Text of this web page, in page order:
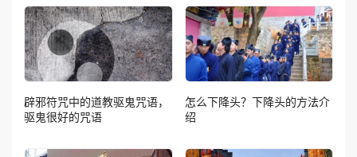
辟邪符咒中的道教驱鬼咒语，
驱鬼很好的咒语
怎么下降头？下降头的方法介
绍